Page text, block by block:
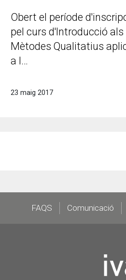
Obert el període
pel curs d'Introducció als
Mètodes Qualitatius
a l…
23 maig 2017
FooterFAQS Comunicació